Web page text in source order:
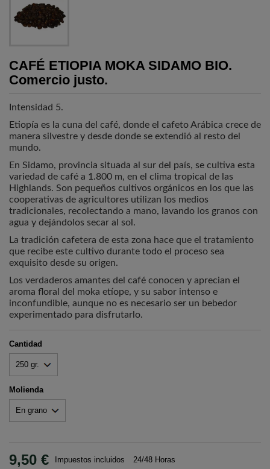
CAFÉ ETIOPIA MOKA SIDAMO BIO.
Comercio justo.
Intensidad 5.
Etiopía es la cuna del café, donde el cafeto Arábica crece de
manera silvestre y desde donde se extendió al resto del
mundo.
En Sidamo, provincia situada al sur del país, se cultiva esta
variedad de café a 1.800 m, en el clima tropical de las
Highlands. Son pequeños cultivos orgánicos en los que las
cooperativas de agricultores utilizan los medios
tradicionales, recolectando a mano, lavando los granos con
agua y dejándolos secar al sol.
La tradición cafetera de esta zona hace que el tratamiento
que recibe este cultivo durante todo el proceso sea
exquisito desde su origen.
Los verdaderos amantes del café conocen y aprecian el
aroma floral del moka etíope, y su sabor intenso e
inconfundible, aunque no es necesario ser un bebedor
experimentado para disfrutarlo.
Cantidad
Molienda
9,50 € Impuestos incluidos 24/48 Horas